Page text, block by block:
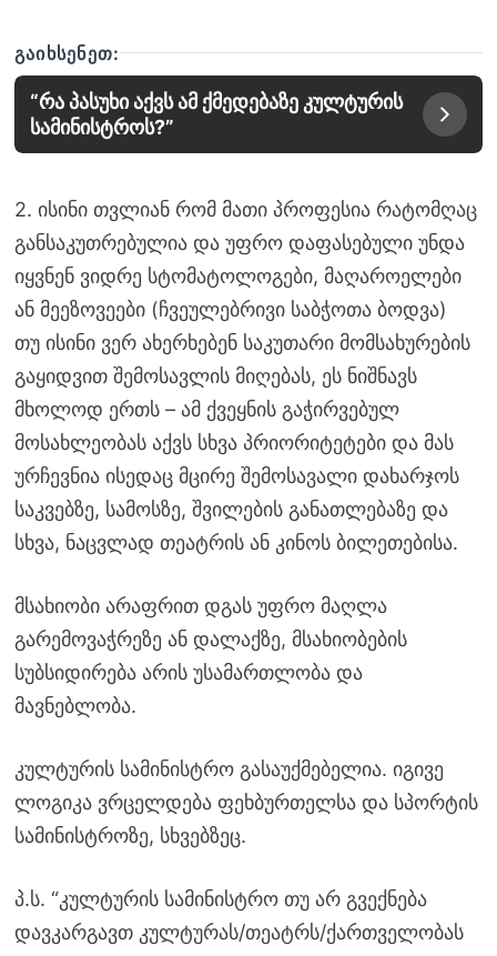
ᲒᲐᲘᲮᲡᲔᲜᲔᲗ:
“რა პასუხი აქვს ამ ქმედებაზე კულტურის
სამინისტროს?”
2. ისინი თვლიან რომ მათი პროფესია რატომღაც
განსაკუთრებულია და უფრო დაფასებული უნდა
იყვნენ ვიდრე სტომატოლოგები, მაღაროელები
ან მეეზოვეები (ჩვეულებრივი საბჭოთა ბოდვა)
თუ ისინი ვერ ახერხებენ საკუთარი მომსახურების
გაყიდვით შემოსავლის მიღებას, ეს ნიშნავს
მხოლოდ ერთს – ამ ქვეყნის გაჭირვებულ
მოსახლეობას აქვს სხვა პრიორიტეტები და მას
ურჩევნია ისედაც მცირე შემოსავალი დახარჯოს
საკვებზე, სამოსზე, შვილების განათლებაზე და
სხვა, ნაცვლად თეატრის ან კინოს ბილეთებისა.
მსახიობი არაფრით დგას უფრო მაღლა
გარემოვაჭრეზე ან დალაქზე, მსახიობების
სუბსიდირება არის უსამართლობა და
მავნებლობა.
კულტურის სამინისტრო გასაუქმებელია. იგივე
ლოგიკა ვრცელდება ფეხბურთელსა და სპორტის
სამინისტროზე, სხვებზეც.
პ.ს. “კულტურის სამინისტრო თუ არ გვექნება
დავკარგავთ კულტურას/თეატრს/ქართველობას